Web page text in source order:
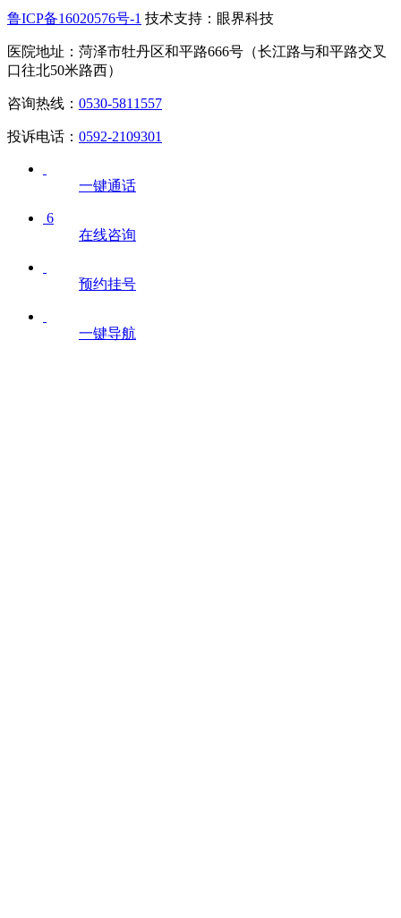
鲁ICP备16020576号-1 技术支持：眼界科技
医院地址：菏泽市牡丹区和平路666号（长江路与和平路交叉
口往北50米路西）
咨询热线： 0530-5811557
投诉电话： 0592-2109301
一键通话
6
在线咨询
预约挂号
一键导航